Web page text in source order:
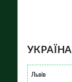
УКРАЇНА
Львів